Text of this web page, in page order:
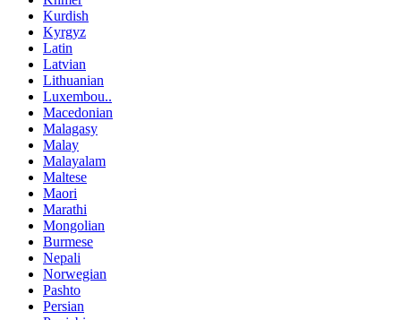
Kurdish
Kyrgyz
Latin
Latvian
Lithuanian
Luxembou..
Macedonian
Malagasy
Malay
Malayalam
Maltese
Maori
Marathi
Mongolian
Burmese
Nepali
Norwegian
Pashto
Persian